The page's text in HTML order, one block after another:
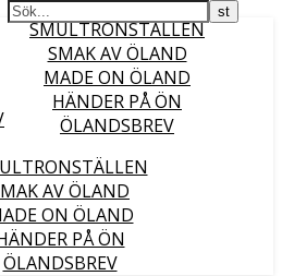
SMULTRONSTÄLLEN
SMAK AV ÖLAND
MADE ON ÖLAND
HÄNDER PÅ ÖN
ÖLANDSBREV
AV ÖLAND
ON ÖLAND
PÅ ÖN
ÖLANDSBREV